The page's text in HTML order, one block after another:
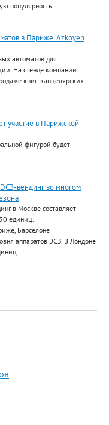
популярность.
в Париже. Azkoyen
автоматов для
На стенде компании
книг, канцелярских
участие в Парижской
фигурой будет
вендинг во многом
в Москве составляет
единиц.
Барселоне
аппаратов ЭСЗ. В Лондоне